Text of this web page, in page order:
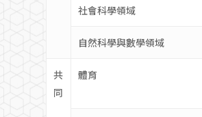
社會科學領域
自然科學與數學領域
共
同
體育